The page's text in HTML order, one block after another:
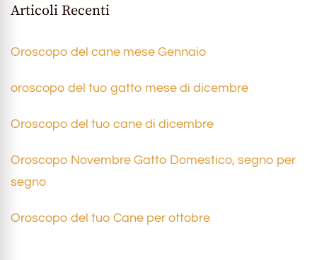
Articoli Recenti
Oroscopo del cane mese Gennaio
oroscopo del tuo gatto mese di dicembre
Oroscopo del tuo cane di dicembre
Oroscopo Novembre Gatto Domestico, segno per
segno
Oroscopo del tuo Cane per ottobre